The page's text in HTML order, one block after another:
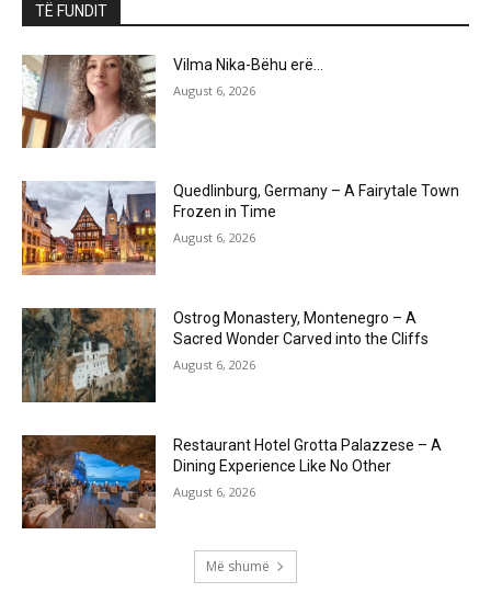
TË FUNDIT
Vilma Nika-Bëhu erë…
August 6, 2026
Quedlinburg, Germany – A Fairytale Town
Frozen in Time
August 6, 2026
Ostrog Monastery, Montenegro – A
Sacred Wonder Carved into the Cliffs
August 6, 2026
Restaurant Hotel Grotta Palazzese – A
Dining Experience Like No Other
August 6, 2026
Më shumë